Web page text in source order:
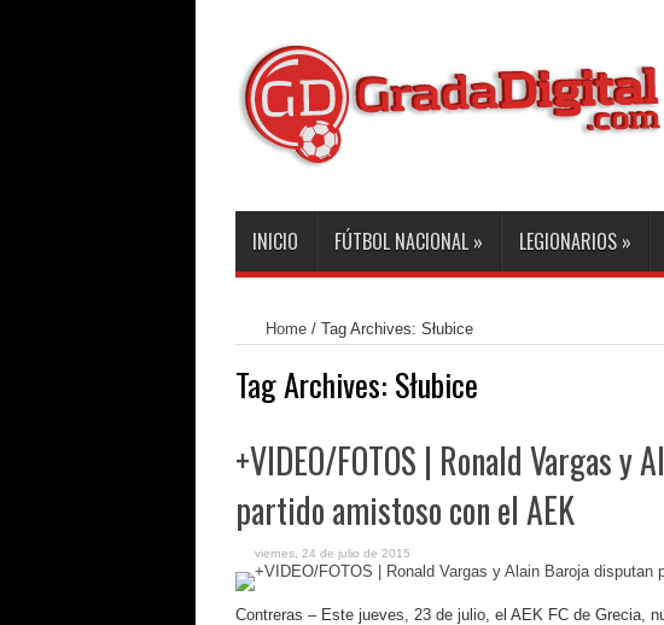
INICIO FÚTBOL NACIONAL » LEGIONARIOS »
Home/ Tag Archives: Słubice
Tag Archives: Słubice
+VIDEO/FOTOS | Ronald Vargas y
partido amistoso con el AEK
viernes, 24 de julio de 2015
Contreras – Este jueves, 23 de julio, el AEK FC de Grecia,